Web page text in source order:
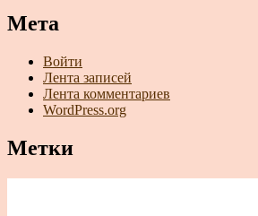
Мета
Войти
Лента записей
Лента комментариев
WordPress.org
Метки